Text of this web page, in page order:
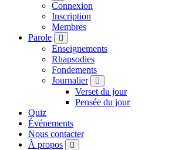
Connexion
Inscription
Membres
Parole
Enseignements
Rhapsodies
Fondements
Journalier
Verset du jour
Pensée du jour
Quiz
Événements
Nous contacter
À propos